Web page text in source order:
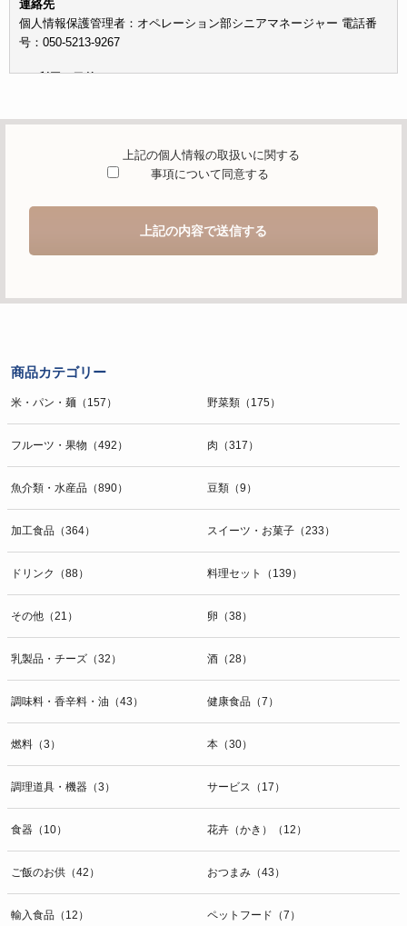
連絡先
個人情報保護管理者：オペレーション部シニアマネージャー 電話番
号：050-5213-9267
c）利用の目的
を適切に受け付け、当社が提供するサービスに関する情報を電子メー
d）個人情報を第三者に提供することが予定される場合の事項
情報を第三者に提供することはありません。
す。
的の通知・開示・内容の訂正・追加または削除・利用の停止・消去お
よび第三者への提供の停止（「開示等」といいます。）に応じます。
g）本人が個人情報を与えることの任意性及び当該情報を与えなかっ
た場合に本人に生じる結果
個人情報の提供は任意と致しますが、当社が依頼する情報の提供がな
い場合、内容が正確でない場合はサービスの提供やご対応等に支障を
きたす可能性がございますのでご了承下さい。
スログ、Cookie（クッキー）等を用いて管理しています。これらに
は、お客様のお名前、ご住所、電話番号、電子メールアドレスなど、
お客様を特定する個人情報は一切含まれておりません。
個人情報に関する問合わせ窓口
〒106-0044 東京都港区東麻布一丁目２７番１号 東麻布食文化ビル４
ＦＡＸ：047-401-6847
上記の個人情報の取扱いに関する
事項について同意する
上記の内容で送信する
商品カテゴリー
米・パン・麺（157） 野菜類（175）
フルーツ・果物（492） 肉（317）
魚介類・水産品（890） 豆類（9）
加工食品（364） スイーツ・お菓子（233）
ドリンク（88） 料理セット（139）
その他（21） 卵（38）
乳製品・チーズ（32） 酒（28）
調味料・香辛料・油（43） 健康食品（7）
燃料（3） 本（30）
調理道具・機器（3） サービス（17）
食器（10） 花卉（かき）（12）
ご飯のお供（42） おつまみ（43）
輸入食品（12） ペットフード（7）